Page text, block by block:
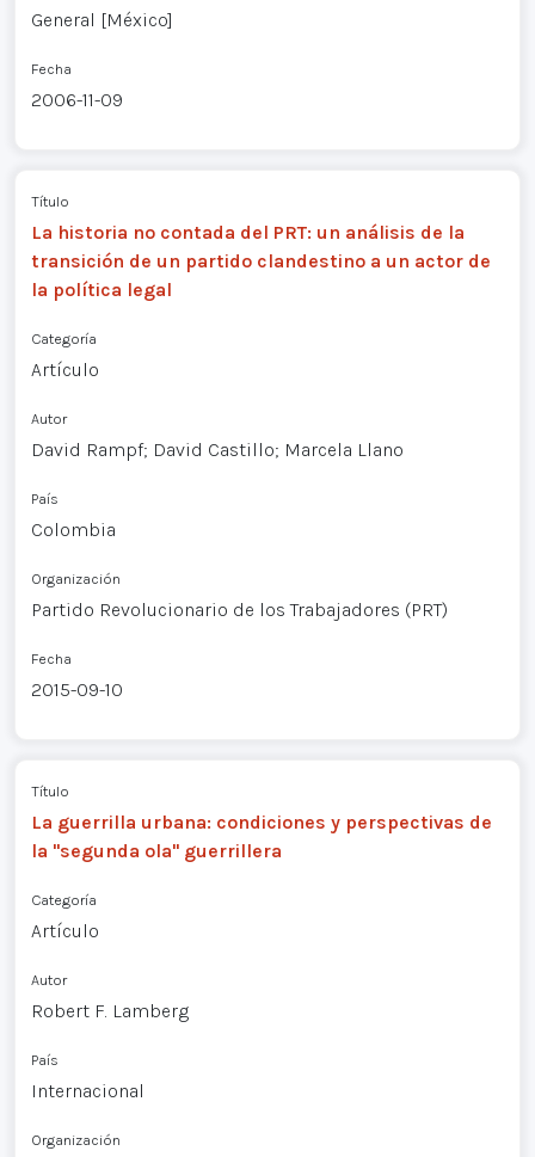
General [México]
Fecha
2006-11-09
Título
La historia no contada del PRT: un análisis de la
transición de un partido clandestino a un actor de
la política legal
Categoría
Artículo
Autor
David Rampf; David Castillo; Marcela Llano
País
Colombia
Organización
Partido Revolucionario de los Trabajadores (PRT)
Fecha
2015-09-10
Título
La guerrilla urbana: condiciones y perspectivas de
la "segunda ola" guerrillera
Categoría
Artículo
Autor
Robert F. Lamberg
País
Internacional
Organización